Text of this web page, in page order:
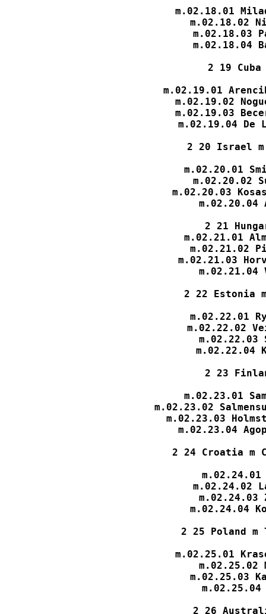
m.02.18.01
m.02.18.02
m.02.18.03
m.02.18.04
2 19
m.02.19.01
m.02.19.02
m.02.19.03
m.02.19.04
2 20 Israel
m.02.20.01
m.02.20.02
m.02.20.03
2 21
m.02.21.01
m.02.21.02
m.02.21.03
2 22 Estonia
m.02.22.01
m.02.22.02
m.02.22.04
2 23
m.02.23.01
m.02.23.02
m.02.23.03
m.02.23.04
2 24 Croatia m
m.02.24.02
m.02.24.04
2 25 Poland
m.02.25.01
m.02.25.03
2 26